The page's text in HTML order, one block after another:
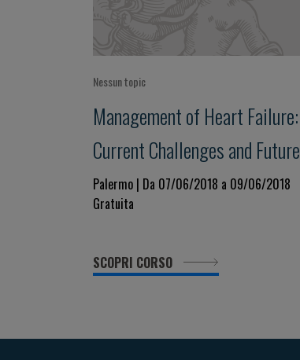
Nessun topic
Management of Heart Failure:
Current Challenges and Future
Perspectives
Palermo | Da 07/06/2018 a 09/06/2018
Gratuita
SCOPRI CORSO